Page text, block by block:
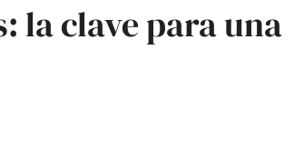
la clave para una